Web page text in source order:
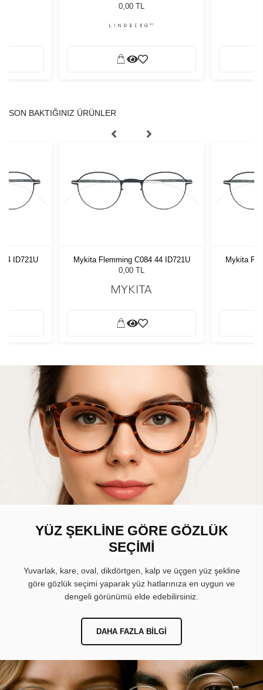
51 140
0,00 TL
SON BAKTIĞINIZ ÜRÜNLER
ID721U
Mykita Flemming C084 44 ID721U
0,00 TL
Mykita
YÜZ ŞEKLİNE GÖRE GÖZLÜK
SEÇİMİ
Yuvarlak, kare, oval, dikdörtgen, kalp ve üçgen yüz şekline
göre gözlük seçimi yaparak yüz hatlarınıza en uygun ve
dengeli görünümü elde edebilirsiniz.
DAHA FAZLA BILGI